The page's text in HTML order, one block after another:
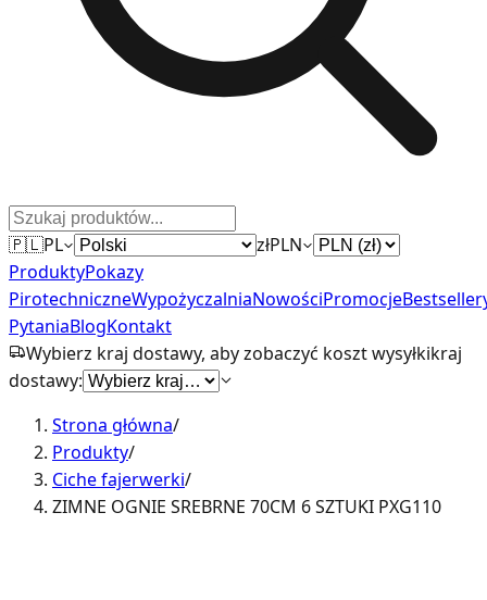
🇵🇱PL złPLN
ProduktyPokazy
PirotechniczneWypożyczalniaNowościPromocje
PytaniaBlogKontakt
Wybierz kraj dostawy, aby zobaczyć koszt wysyłkikraj
dostawy:
Strona główna/
Produkty/
Ciche fajerwerki/
ZIMNE OGNIE SREBRNE 70CM 6 SZTUKI PXG110